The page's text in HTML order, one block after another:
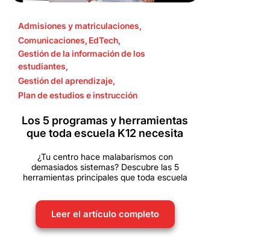
Admisiones y matriculaciones,
Comunicaciones, EdTech,
Gestión de la información de los
estudiantes,
Gestión del aprendizaje,
Plan de estudios e instrucción
Los 5 programas y herramientas
que toda escuela K12 necesita
¿Tu centro hace malabarismos con
demasiados sistemas? Descubre las 5
herramientas principales que toda escuela
Leer el artículo completo